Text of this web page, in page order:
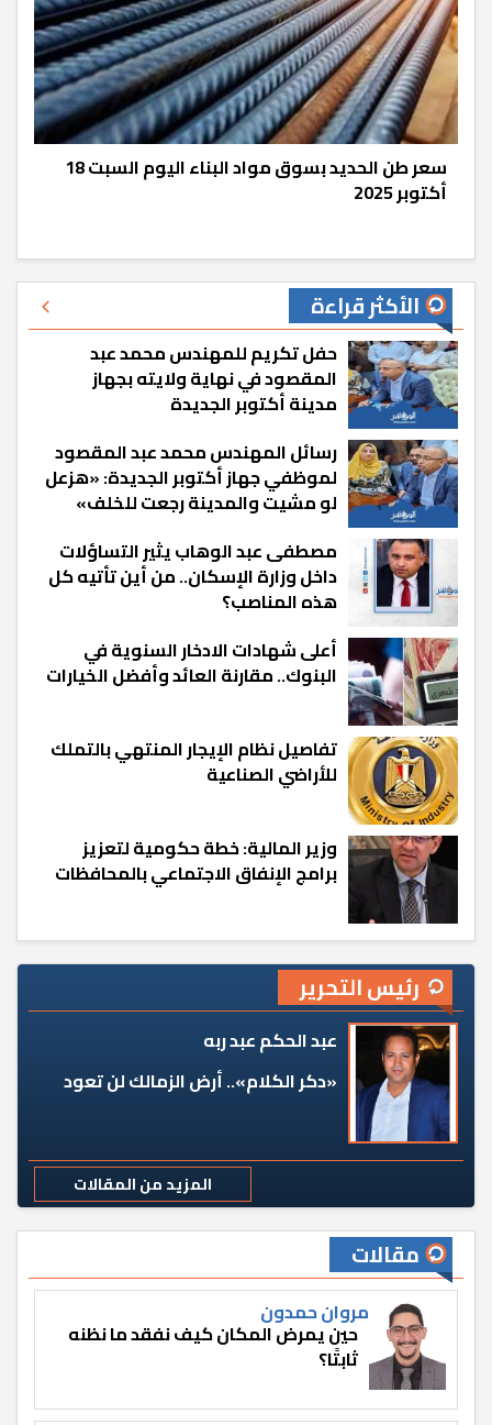
سعر طن الحديد بسوق مواد البناء اليوم السبت 18
أكتوبر 2025
الأكثر قراءة
حفل تكريم للمهندس محمد عبد
المقصود في نهاية ولايته بجهاز
مدينة أكتوبر الجديدة
رسائل المهندس محمد عبد المقصود
لموظفي جهاز أكتوبر الجديدة: «هزعل
لو مشيت والمدينة رجعت للخلف»
مصطفى عبد الوهاب يثير التساؤلات
داخل وزارة الإسكان.. من أين تأتيه كل
هذه المناصب؟
أعلى شهادات الادخار السنوية في
البنوك.. مقارنة العائد وأفضل الخيارات
تفاصيل نظام الإيجار المنتهي بالتملك
للأراضي الصناعية
وزير المالية: خطة حكومية لتعزيز
برامج الإنفاق الاجتماعي بالمحافظات
رئيس التحرير
عبد الحكم عبد ربه
«دكر الكلام».. أرض الزمالك لن تعود
المزيد من المقالات
مقالات
مروان حمدون
حين يمرض المكان كيف نفقد ما نظنه
ثابتًا؟